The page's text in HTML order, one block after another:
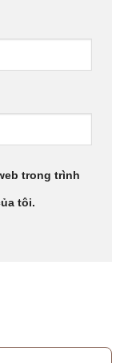
trong trình
tôi.